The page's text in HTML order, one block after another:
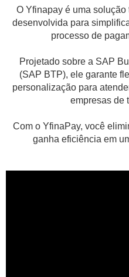
O Yfinapay é uma
desenvolvida para
processo de
Projetado sobre a SAP
(SAP BTP), ele garante
personalização para
empresas de
Com o YfinaPay, você
ganha eficiência em